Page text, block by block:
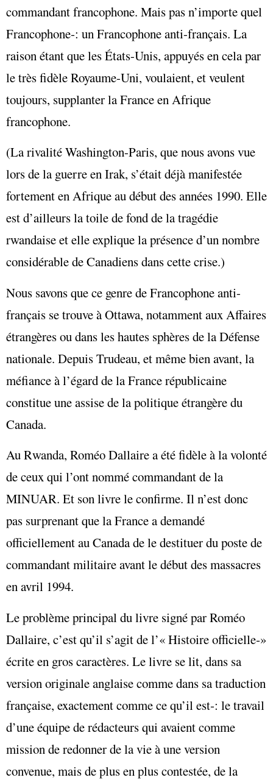
commandant francophone. Mais pas n’importe quel
Franco­phone‑: un Francophone anti-français. La
raison étant que les États-Unis, appuyés en cela par
le très fidèle Royaume-Uni, voulaient, et veulent
toujours, supplanter la France en Afrique
francophone.
(La rivalité Washington-Paris, que nous avons vue
lors de la guerre en Irak, s’était déjà manifestée
fortement en Afrique au début des années 1990. Elle
est d’ailleurs la toile de fond de la tragédie
rwandaise et elle explique la présence d’un nombre
considérable de Canadiens dans cette crise.)
Nous savons que ce genre de Francophone anti-
français se trouve à Ottawa, notamment aux Affaires
étrangères ou dans les hautes sphères de la Défense
nationale. Depuis Trudeau, et même bien avant, la
méfiance à l’égard de la France républicaine
constitue une assise de la politique étrangère du
Canada.
Au Rwanda, Roméo Dallaire a été fidèle à la volonté
de ceux qui l’ont nommé commandant de la
MINUAR. Et son livre le confirme. Il n’est donc
pas surprenant que la France a demandé
officiellement au Canada de le destituer du poste de
commandant militaire avant le début des massacres
en avril 1994.
Le problème principal du livre signé par Roméo
Dallaire, c’est qu’il s’agit de l’« Histoire officielle‑»
écrite en gros caractères. Le livre se lit, dans sa
version originale anglaise comme dans sa traduction
française, exactement comme ce qu’il est‑: le travail
d’une équipe de rédacteurs qui avaient comme
mission de redonner de la vie à une version
convenue, mais de plus en plus contestée, de la